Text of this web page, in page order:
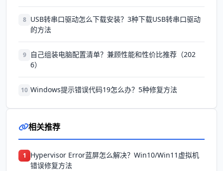
8 USB转串口驱动怎么下载安装？3种下载USB转串口驱动
的方法
9
自己组装电脑配置清单？兼顾性能和性价比推荐（202
6）
10 Windows提示错误代码19怎么办？5种修复方法
相关推荐
1
Hypervisor Error蓝屏怎么解决？Win10/Win11虚拟机
错误修复方法